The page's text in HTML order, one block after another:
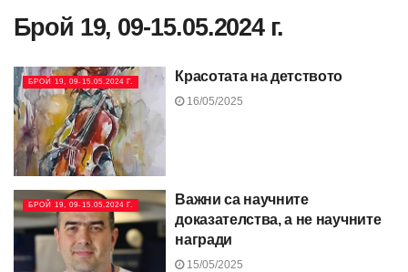
Брой 19, 09-15.05.2024 г.
БРОЙ 19, 09-15.05.2024 Г. Красотата на детството
16/05/2025
БРОЙ 19, 09-15.05.2024 Г.
Важни са научните
доказателства, а не научните
награди
15/05/2025